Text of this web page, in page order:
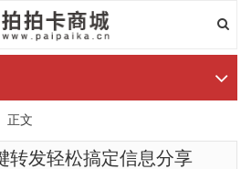
正文
转发轻松搞定信息分享